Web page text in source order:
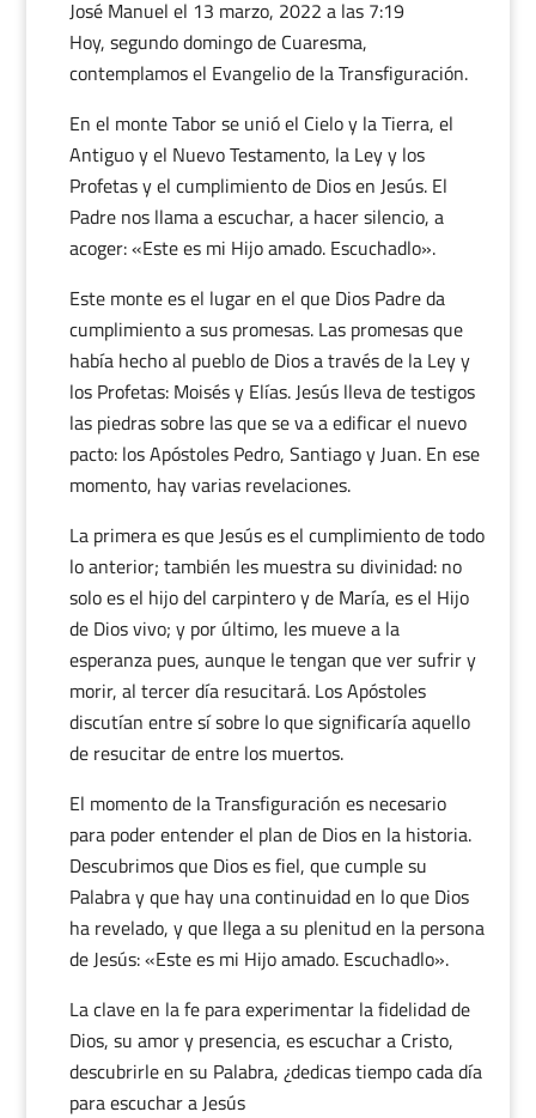
José Manuel el 13 marzo, 2022 a las 7:19
Hoy, segundo domingo de Cuaresma,
contemplamos el Evangelio de la Transfiguración.
En el monte Tabor se unió el Cielo y la Tierra, el
Antiguo y el Nuevo Testamento, la Ley y los
Profetas y el cumplimiento de Dios en Jesús. El
Padre nos llama a escuchar, a hacer silencio, a
acoger: «Este es mi Hijo amado. Escuchadlo».
Este monte es el lugar en el que Dios Padre da
cumplimiento a sus promesas. Las promesas que
había hecho al pueblo de Dios a través de la Ley y
los Profetas: Moisés y Elías. Jesús lleva de testigos
las piedras sobre las que se va a edificar el nuevo
pacto: los Apóstoles Pedro, Santiago y Juan. En ese
momento, hay varias revelaciones.
La primera es que Jesús es el cumplimiento de todo
lo anterior; también les muestra su divinidad: no
solo es el hijo del carpintero y de María, es el Hijo
de Dios vivo; y por último, les mueve a la
esperanza pues, aunque le tengan que ver sufrir y
morir, al tercer día resucitará. Los Apóstoles
discutían entre sí sobre lo que significaría aquello
de resucitar de entre los muertos.
El momento de la Transfiguración es necesario
para poder entender el plan de Dios en la historia.
Descubrimos que Dios es fiel, que cumple su
Palabra y que hay una continuidad en lo que Dios
ha revelado, y que llega a su plenitud en la persona
de Jesús: «Este es mi Hijo amado. Escuchadlo».
La clave en la fe para experimentar la fidelidad de
Dios, su amor y presencia, es escuchar a Cristo,
descubrirle en su Palabra, ¿dedicas tiempo cada día
para escuchar a Jesús